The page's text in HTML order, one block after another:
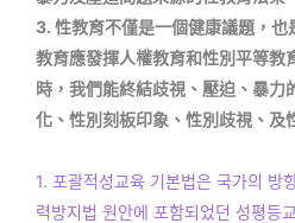
3. 性教育不僅是一個健康議題，
教育應發揮人權教育和性別平等教
時，我們能終結歧視、壓迫、暴力
化、性別刻板印象、性別歧視、及
1. 포괄적성교육 기본법은 국가의 방
력방지법 원안에 포함되었던 성평등